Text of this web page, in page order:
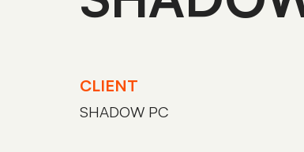
CLIENT
SHADOW PC